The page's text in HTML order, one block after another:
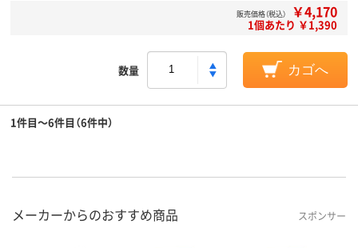
販売価格（税込） ￥4,170
1個あたり ￥1,390
数量 カゴへ
1件目～6件目（6件中）
メーカーからのおすすめ商品 スポンサー